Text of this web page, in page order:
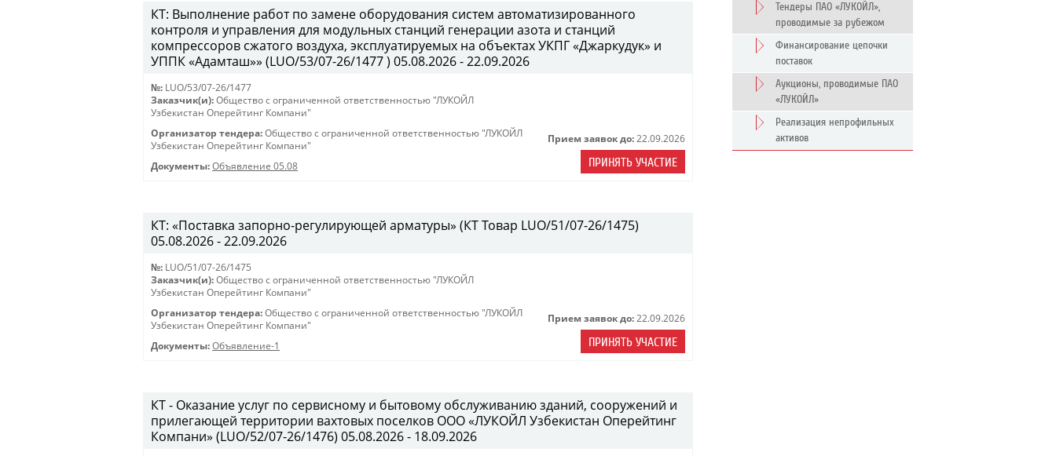
КТ: Выполнение работ по замене оборудования систем автоматизированного
контроля и управления для модульных станций генерации азота и станций
компрессоров сжатого воздуха, эксплуатируемых на объектах УКПГ «Джаркудук» и
УППК «Адамташ»» (LUO/53/07-26/1477 ) 05.08.2026 - 22.09.2026
№: LUO/53/07-26/1477
Заказчик(и): Общество с ограниченной ответственностью "ЛУКОЙЛ
Узбекистан Оперейтинг Компани"
Организатор тендера: Общество с ограниченной ответственностью "ЛУКОЙЛ
Узбекистан Оперейтинг Компани"
Документы: Объявление 05.08
Прием заявок до: 22.09.2026
ПРИНЯТЬ УЧАСТИЕ
КТ: «Поставка запорно-регулирующей арматуры» (КТ Товар LUO/51/07-26/1475)
05.08.2026 - 22.09.2026
№: LUO/51/07-26/1475
Заказчик(и): Общество с ограниченной ответственностью "ЛУКОЙЛ
Узбекистан Оперейтинг Компани"
Организатор тендера: Общество с ограниченной ответственностью "ЛУКОЙЛ
Узбекистан Оперейтинг Компани"
Документы: Объявление-1
Прием заявок до: 22.09.2026
ПРИНЯТЬ УЧАСТИЕ
КТ - Оказание услуг по сервисному и бытовому обслуживанию зданий, сооружений и
прилегающей территории вахтовых поселков ООО «ЛУКОЙЛ Узбекистан Оперейтинг
Компани» (LUO/52/07-26/1476) 05.08.2026 - 18.09.2026
Тендеры ПАО «ЛУКОЙЛ»,
проводимые за рубежом
Финансирование цепочки
поставок
Аукционы, проводимые ПАО
«ЛУКОЙЛ»
Реализация непрофильных
активов